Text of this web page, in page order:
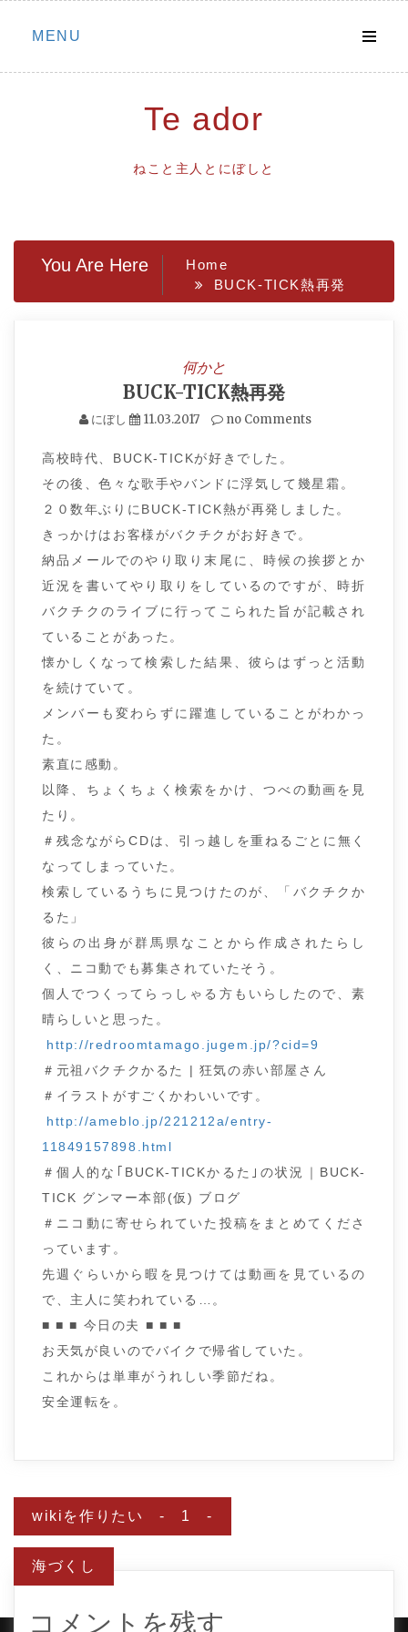
Skip
MENU
Te ador
ねこと主人とにぼしと
You Are Here
Home
BUCK-TICK熱再発
何かと
BUCK-TICK熱再発
にぼし 11.03.2017 no Comments
高校時代、BUCK-TICKが好きでした。
その後、色々な歌手やバンドに浮気して幾星霜。
２０数年ぶりにBUCK-TICK熱が再発しました。
きっかけはお客様がバクチクがお好きで。
納品メールでのやり取り末尾に、時候の挨拶とか
近況を書いてやり取りをしているのですが、時折
バクチクのライブに行ってこられた旨が記載され
ていることがあった。
懐かしくなって検索した結果、彼らはずっと活動
を続けていて。
メンバーも変わらずに躍進していることがわかっ
た。
素直に感動。
以降、ちょくちょく検索をかけ、つべの動画を見
たり。
＃残念ながらCDは、引っ越しを重ねるごとに無く
なってしまっていた。
検索しているうちに見つけたのが、「バクチクか
るた」
彼らの出身が群馬県なことから作成されたらし
く、ニコ動でも募集されていたそう。
個人でつくってらっしゃる方もいらしたので、素
晴らしいと思った。
http://redroomtamago.jugem.jp/?cid=9
＃元祖バクチクかるた | 狂気の赤い部屋さん
＃イラストがすごくかわいいです。
http://ameblo.jp/221212a/entry-
11849157898.html
＃個人的な｢BUCK-TICKかるた｣の状況｜BUCK-
TICK グンマー本部(仮) ブログ
＃ニコ動に寄せられていた投稿をまとめてくださ
っています。
先週ぐらいから暇を見つけては動画を見ているの
で、主人に笑われている…。
■ ■ ■ 今日の夫 ■ ■ ■
お天気が良いのでバイクで帰省していた。
これからは単車がうれしい季節だね。
安全運転を。
投
稿
ナ
ビ
ゲ
ー
ョ
wikiを作りたい - 1 -
海づくし
コメントを残す